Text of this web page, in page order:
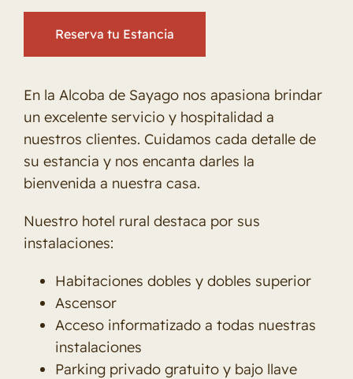
Reserva tu Estancia
En la Alcoba de Sayago nos apasiona brindar
un excelente servicio y hospitalidad a
nuestros clientes. Cuidamos cada detalle de
su estancia y nos encanta darles la
bienvenida a nuestra casa.
Nuestro hotel rural destaca por sus
instalaciones:
Habitaciones dobles y dobles superior
Ascensor
Acceso informatizado a todas nuestras
instalaciones
Parking privado gratuito y bajo llave